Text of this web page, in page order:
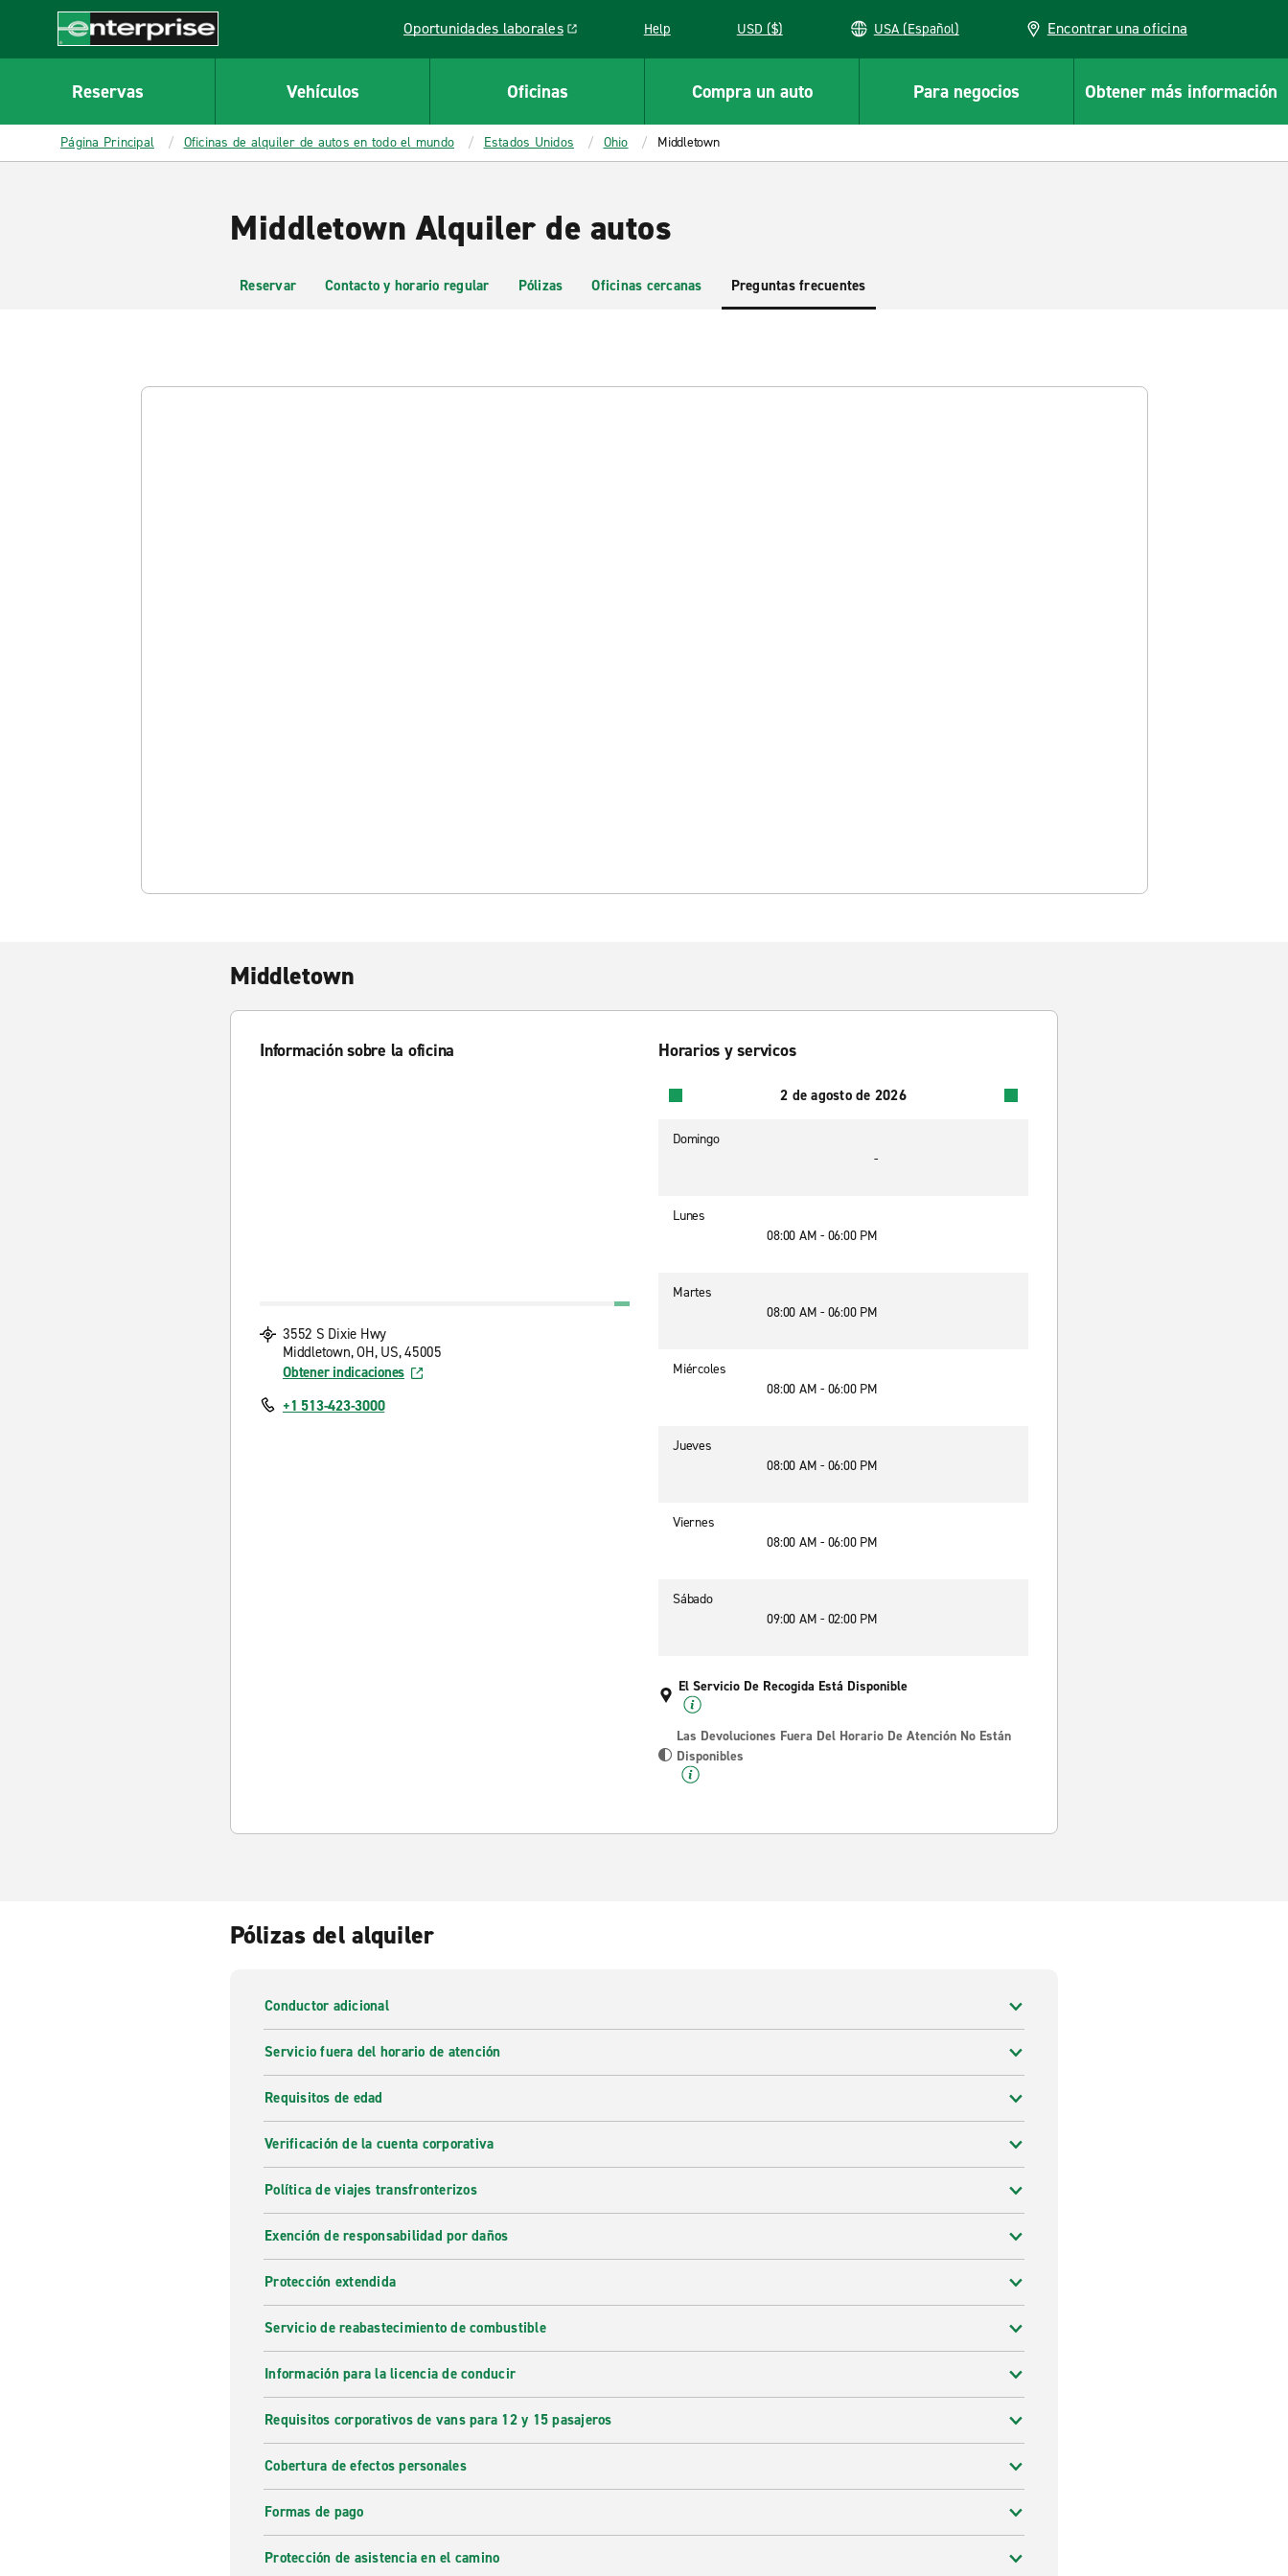
CONTENT
Enterprise
Oportunidades laborales
Link opens in a new window Help USD ($) USA (Español) Encontrar una oficina
Reservas Vehículos Oficinas Compra un auto Para negocios Obtener más información
Página Principal Oficinas de alquiler de autos en todo el mundo Estados Unidos Ohio Middletown
Middletown Alquiler de autos
Reservar Contacto y horario regular Pólizas Oficinas cercanas Preguntas frecuentes
Middletown
Información sobre la oficina
3552 S Dixie Hwy
Middletown, OH, US, 45005
Obtener indicaciones
+1 513-423-3000
Horarios y servicos
2 de agosto de 2026
Domingo
-
Lunes
08:00 AM - 06:00 PM
Martes
08:00 AM - 06:00 PM
Miércoles
08:00 AM - 06:00 PM
Jueves
08:00 AM - 06:00 PM
Viernes
08:00 AM - 06:00 PM
Sábado
09:00 AM - 02:00 PM
El Servicio De Recogida Está Disponible
Las Devoluciones Fuera Del Horario De Atención No Están
Disponibles
Pólizas del alquiler
Conductor adicional
Servicio fuera del horario de atención
Requisitos de edad
Verificación de la cuenta corporativa
Política de viajes transfronterizos
Exención de responsabilidad por daños
Protección extendida
Servicio de reabastecimiento de combustible
Información para la licencia de conducir
Requisitos corporativos de vans para 12 y 15 pasajeros
Cobertura de efectos personales
Formas de pago
Protección de asistencia en el camino